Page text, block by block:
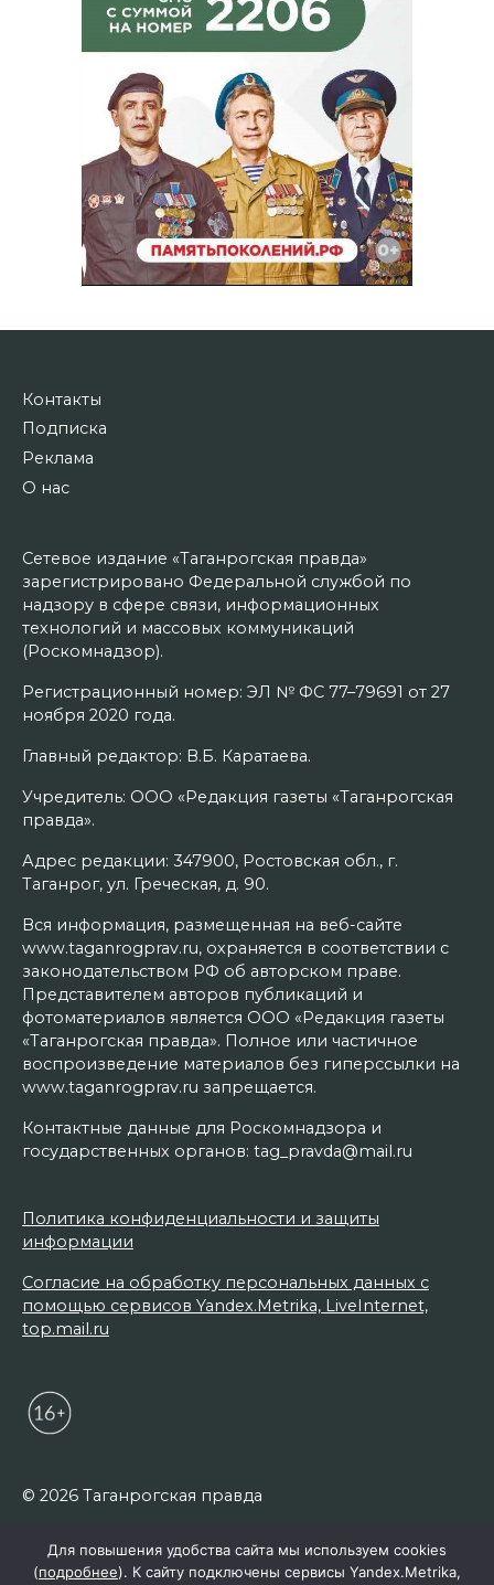
Контакты
Подписка
Реклама
О нас
Сетевое издание «Таганрогская правда»
зарегистрировано Федеральной службой по
надзору в сфере связи, информационных
технологий и массовых коммуникаций
(Роскомнадзор).
Регистрационный номер: ЭЛ № ФС 77–79691 от 27
ноября 2020 года.
Главный редактор: В.Б. Каратаева.
Учредитель: ООО «Редакция газеты «Таганрогская
правда».
Адрес редакции: 347900, Ростовская обл., г.
Таганрог, ул. Греческая, д. 90.
Вся информация, размещенная на веб-сайте
www.taganrogprav.ru, охраняется в соответствии с
законодательством РФ об авторском праве.
Представителем авторов публикаций и
фотоматериалов является ООО «Редакция газеты
«Таганрогская правда». Полное или частичное
воспроизведение материалов без гиперссылки на
www.taganrogprav.ru запрещается.
Контактные данные для Роскомнадзора и
государственных органов: tag_pravda@mail.ru
Политика конфиденциальности и защиты
информации
Согласие на обработку персональных данных с
помощью сервисов Yandex.Metrika, LiveInternet,
top.mail.ru
© 2026 Таганрогская правда
Для повышения удобства сайта мы используем cookies
(подробнее). К сайту подключены сервисы Yandex.Metrika,